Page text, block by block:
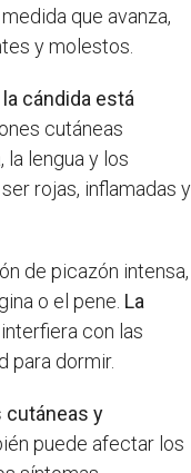
que avanza,
y molestos.
cándida está
cutáneas
lengua y los
rojas, inflamadas y
de picazón intensa,
o el pene. La
interfiera con las
para dormir.
y
puede afectar los